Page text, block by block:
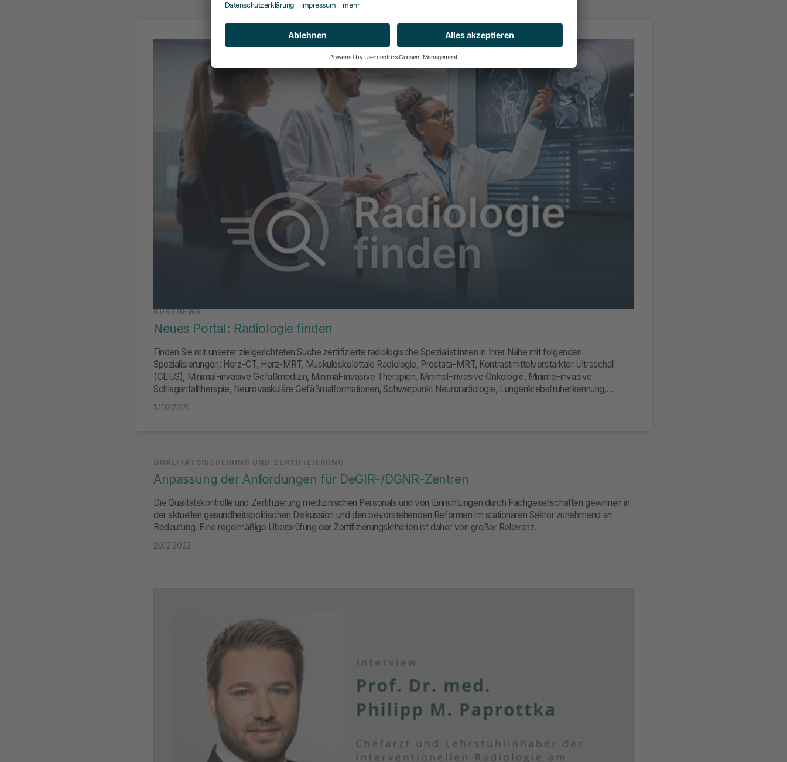
KURZNEWS
Neues Portal: Radiologie finden
Finden Sie mit unserer zielgerichteten Suche zertifizierte radiologische Spezialist:innen in Ihrer Nähe mit folgenden
Spezialisierungen: Herz-CT, Herz-MRT, Muskuloskelettale Radiologie, Prostata-MRT, Kontrastmittelverstärkter Ultraschall
(CEUS), Minimal-invasive Gefäßmedizin, Minimal-invasive Therapien, Minimal-invasive Onkologie, Minimal-invasive
Schlaganfalltherapie, Neurovaskuläre Gefäßmalformationen, Schwerpunkt Neuroradiologie, Lungenkrebsfrüherkennung,
17.02.2024
QUALITÄTSSICHERUNG UND ZERTIFIZIERUNG
Anpassung der Anfordungen für DeGIR-/DGNR-Zentren
Die Qualitätskontrolle und Zertifizierung medizinischen Personals und von Einrichtungen durch Fachgesellschaften gewinnen in
der aktuellen gesundheitspolitischen Diskussion und den bevorstehenden Reformen im stationären Sektor zunehmend an
Bedeutung. Eine regelmäßige Überprüfung der Zertifizierungskriterien ist daher von großer Relevanz.
29.12.2023